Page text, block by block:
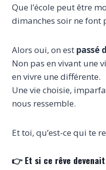
Que l’école peut être
dimanches soir ne font
Alors oui, on est passé
Non pas en vivant une
en vivre une différente.
Une vie choisie,
nous ressemble.
Et toi, qu’est-ce qui te
👉 Et si ce rêve